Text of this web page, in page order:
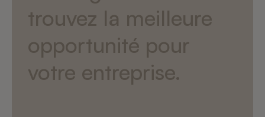
trouvez la meilleure
opportunité pour
votre entreprise.